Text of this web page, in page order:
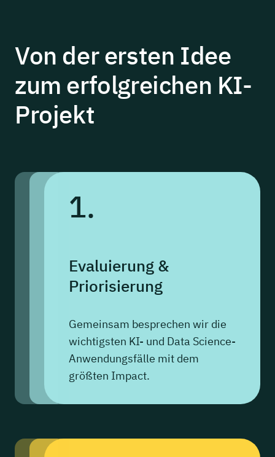
Von der ersten Idee
zum erfolgreichen KI-
Projekt
1.
Evaluierung &
Priorisierung
Gemeinsam besprechen wir die
wichtigsten KI- und Data Science-
Anwendungsfälle mit dem
größten Impact.